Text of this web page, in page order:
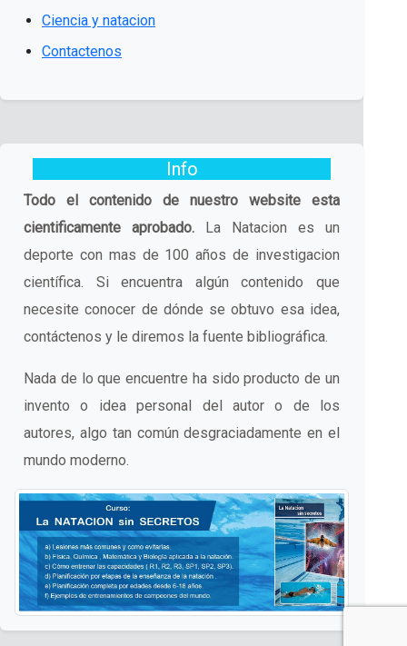
Ciencia y natacion
Contactenos
Info
Todo el contenido de nuestro website esta
cientificamente aprobado. La Natacion es un
deporte con mas de 100 años de investigacion
científica. Si encuentra algún contenido que
necesite conocer de dónde se obtuvo esa idea,
contáctenos y le diremos la fuente bibliográfica.
Nada de lo que encuentre ha sido producto de un
invento o idea personal del autor o de los
autores, algo tan común desgraciadamente en el
mundo moderno.